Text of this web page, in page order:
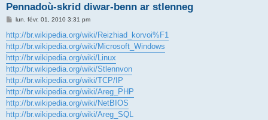
Pennadoù-skrid diwar-benn ar stlenneg
M
s
s
a
g
e
lun. févr. 01, 2010 3:31 pm
http://br.wikipedia.org/wiki/Reizhiad_korvoi%F1
http://br.wikipedia.org/wiki/Microsoft_Windows
http://br.wikipedia.org/wiki/Linux
http://br.wikipedia.org/wiki/Stlennvon
http://br.wikipedia.org/wiki/TCP/IP
http://br.wikipedia.org/wiki/Areg_PHP
http://br.wikipedia.org/wiki/NetBIOS
http://br.wikipedia.org/wiki/Areg_SQL